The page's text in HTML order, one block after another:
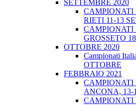
SETTEMBRE 2020
RIETI 11-13
CAMPIONATI
GROSSETO
OTTOBRE 2020
Campionati
OTTOBRE
FEBBRAIO 2021
ANCONA, 13-
CAMPIONATI